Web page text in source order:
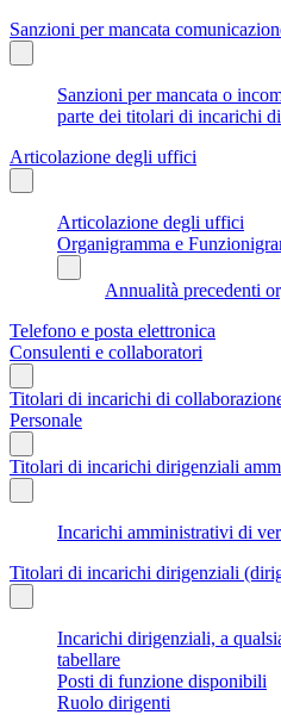
Sanzioni per mancata
Sanzioni per mancata o
parte dei titolari di incarichi
Articolazione degli uffici
Articolazione degli uffici
Organigramma e
Annualità precedenti
Telefono e posta elettronica
Consulenti e collaboratori
Titolari di incarichi di
Personale
Titolari di incarichi dirigenziali
Incarichi amministrativi di
Titolari di incarichi dirigenziali
Incarichi dirigenziali, a
tabellare
Posti di funzione disponibili
Ruolo dirigenti